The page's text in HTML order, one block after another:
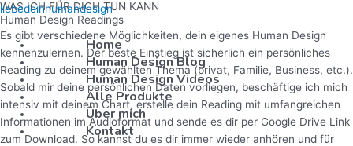
Skip
to
content
liebedeinhumandesign
Home
Human Design Blog
Human Design Videos
Alle Produkte
Über mich
Kontakt
WAS ICH FÜR DICH TUN KANN
Human Design Readings
Es gibt verschiedene Möglichkeiten, dein eigenes Human Design
kennenzulernen. Der beste Einstieg ist sicherlich ein persönliches
Reading zu deinem gewählten Thema (privat, Familie, Business, etc.).
Sobald mir deine persönlichen Daten vorliegen, beschäftige ich mich
intensiv mit deinem Chart, erstelle dein Reading mit umfangreichen
Informationen im Audioformat und sende es dir per Google Drive Link
zum Download. So kannst du es dir immer wieder anhören und für